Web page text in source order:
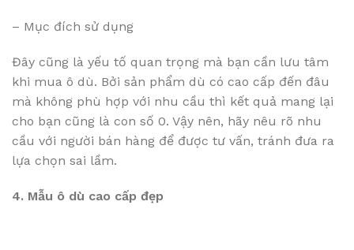
– Mục đích sử dụng
Đây cũng là yếu tố quan trọng mà bạn cần lưu tâm
khi mua ô dù. Bởi sản phẩm dù có cao cấp đến đâu
mà không phù hợp với nhu cầu thì kết quả mang lại
cho bạn cũng là con số 0. Vậy nên, hãy nêu rõ nhu
cầu với người bán hàng để được tư vấn, tránh đưa ra
lựa chọn sai lầm.
4. Mẫu ô dù cao cấp đẹp